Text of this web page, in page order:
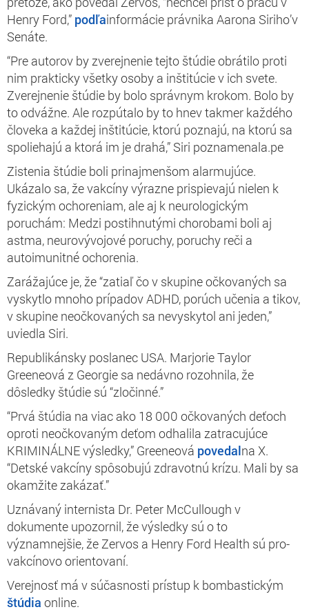
Henry Ford,” podľainformácie právnika Aarona Siriho’v
Senáte.
“Pre autorov by zverejnenie tejto štúdie obrátilo proti
nim prakticky všetky osoby a inštitúcie v ich svete.
Zverejnenie štúdie by bolo správnym krokom. Bolo by
to odvážne. Ale rozpútalo by to hnev takmer každého
človeka a každej inštitúcie, ktorú poznajú, na ktorú sa
spoliehajú a ktorá im je drahá,” Siri poznamenala.pe
Zistenia štúdie boli prinajmenšom alarmujúce.
Ukázalo sa, že vakcíny výrazne prispievajú nielen k
fyzickým ochoreniam, ale aj k neurologickým
poruchám: Medzi postihnutými chorobami boli aj
astma, neurovývojové poruchy, poruchy reči a
autoimunitné ochorenia.
Zarážajúce je, že “zatiaľ čo v skupine očkovaných sa
vyskytlo mnoho prípadov ADHD, porúch učenia a tikov,
v skupine neočkovaných sa nevyskytol ani jeden,”
uviedla Siri.
Republikánsky poslanec USA. Marjorie Taylor
Greeneová z Georgie sa nedávno rozohnila, že
dôsledky štúdie sú “zločinné.”
“Prvá štúdia na viac ako 18 000 očkovaných deťoch
oproti neočkovaným deťom odhalila zatracujúce
KRIMINÁLNE výsledky,” Greeneová povedalna X.
“Detské vakcíny spôsobujú zdravotnú krízu. Mali by sa
okamžite zakázať.”
Uznávaný internista Dr. Peter McCullough v
dokumente upozornil, že výsledky sú o to
významnejšie, že Zervos a Henry Ford Health sú pro-
vakcínovo orientovaní.
Verejnosť má v súčasnosti prístup k bombastickým
štúdia online.